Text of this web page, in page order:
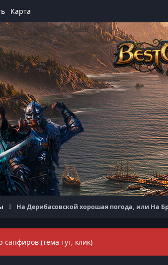
Карта
На Дерибасовской хорошая погода, или На
сапфиров (тема тут, клик)